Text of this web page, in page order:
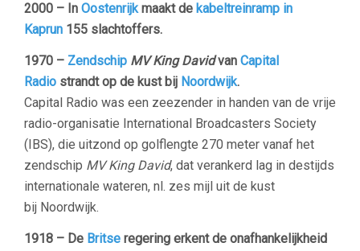
2000 – In Oostenrijkmaakt de kabeltreinramp in
Kaprun 155 slachtoffers.
1970 – Zendschip MV King Davidvan Capital
Radio strandt op de kust bij Noordwijk.
Capital Radio was een zeezender in handen van de vrije
radio-organisatie International Broadcasters Society
(IBS), die uitzond op golflengte 270 meter vanaf het
zendschip MV King David, dat verankerd lag in destijds
internationale wateren, nl. zes mijl uit de kust
bij Noordwijk.
1918 – De Britse regering erkent de onafhankelijkheid